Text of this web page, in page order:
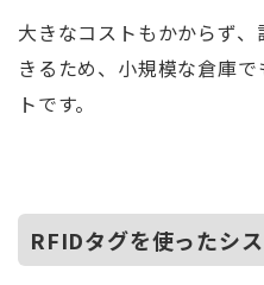
大きなコストもかからず
きるため、小規模な倉庫
トです。
RFIDタグを使ったシ